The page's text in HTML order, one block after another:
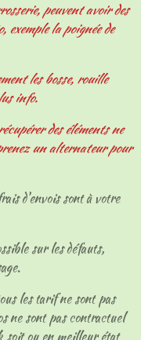
peuvent avoir des
exemple la poignée de
les bosse, rouille
info.
des éléments ne
un alternateur pour
d'envois sont à votre
sur les défauts,
les tarif ne sont pas
ne sont pas contractuel